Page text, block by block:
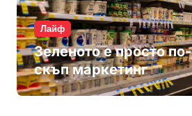
Лайф
Зеленото е просто по-
скъп маркетинг